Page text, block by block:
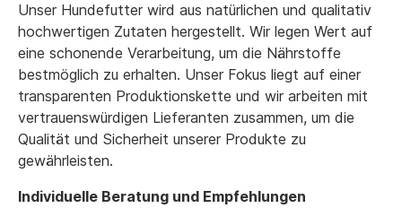
Unser Hundefutter wird aus natürlichen und qualitativ
hochwertigen Zutaten hergestellt. Wir legen Wert auf
eine schonende Verarbeitung, um die Nährstoffe
bestmöglich zu erhalten. Unser Fokus liegt auf einer
transparenten Produktionskette und wir arbeiten mit
vertrauenswürdigen Lieferanten zusammen, um die
Qualität und Sicherheit unserer Produkte zu
gewährleisten.
Individuelle Beratung und Empfehlungen